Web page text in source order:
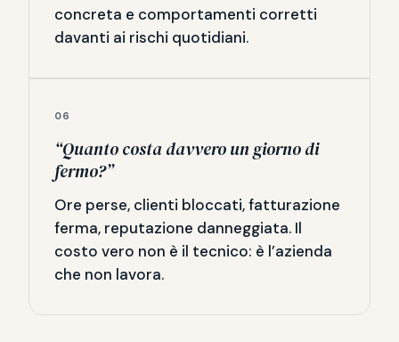
concreta e comportamenti corretti
davanti ai rischi quotidiani.
06
“Quanto costa davvero un giorno di
fermo?”
Ore perse, clienti bloccati, fatturazione
ferma, reputazione danneggiata. Il
costo vero non è il tecnico: è l’azienda
che non lavora.